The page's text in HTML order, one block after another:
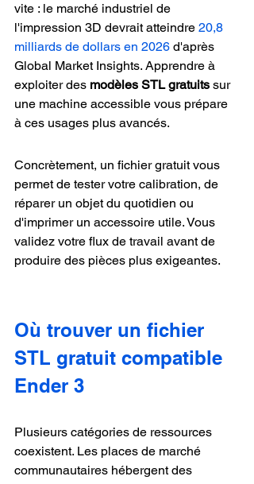
vite : le marché industriel de
l'impression 3D devrait atteindre 20,8
milliards de dollars en 2026 d'après
Global Market Insights. Apprendre à
exploiter des modèles STL gratuits sur
une machine accessible vous prépare
à ces usages plus avancés.
Concrètement, un fichier gratuit vous
permet de tester votre calibration, de
réparer un objet du quotidien ou
d'imprimer un accessoire utile. Vous
validez votre flux de travail avant de
produire des pièces plus exigeantes.
Où trouver un fichier
STL gratuit compatible
Ender 3
Plusieurs catégories de ressources
coexistent. Les places de marché
communautaires hébergent des